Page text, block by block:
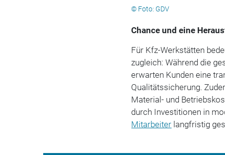
© Foto: GDV
Chance und eine
Für Kfz-Werkstätten
zugleich: Während die
erwarten Kunden eine
Qualitätssicherung.
Material- und
durch Investitionen in
Mitarbeiter langfristig